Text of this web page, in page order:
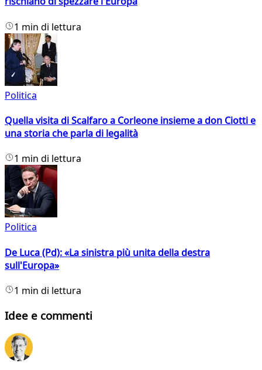
1 min di lettura
Politica
Quella visita di Scalfaro a Corleone insieme a don Ciotti e
una storia che parla di legalità
1 min di lettura
Politica
De Luca (Pd): «La sinistra più unita della destra
sull'Europa»
1 min di lettura
Idee e commenti